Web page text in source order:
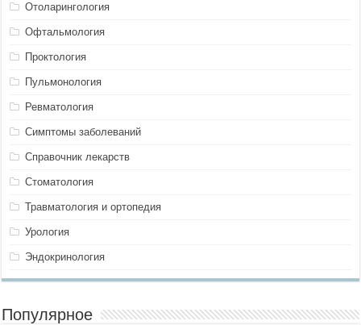
Отоларингология
Офтальмология
Проктология
Пульмонология
Ревматология
Симптомы заболеваний
Справочник лекарств
Стоматология
Травматология и ортопедия
Урология
Эндокринология
Популярное